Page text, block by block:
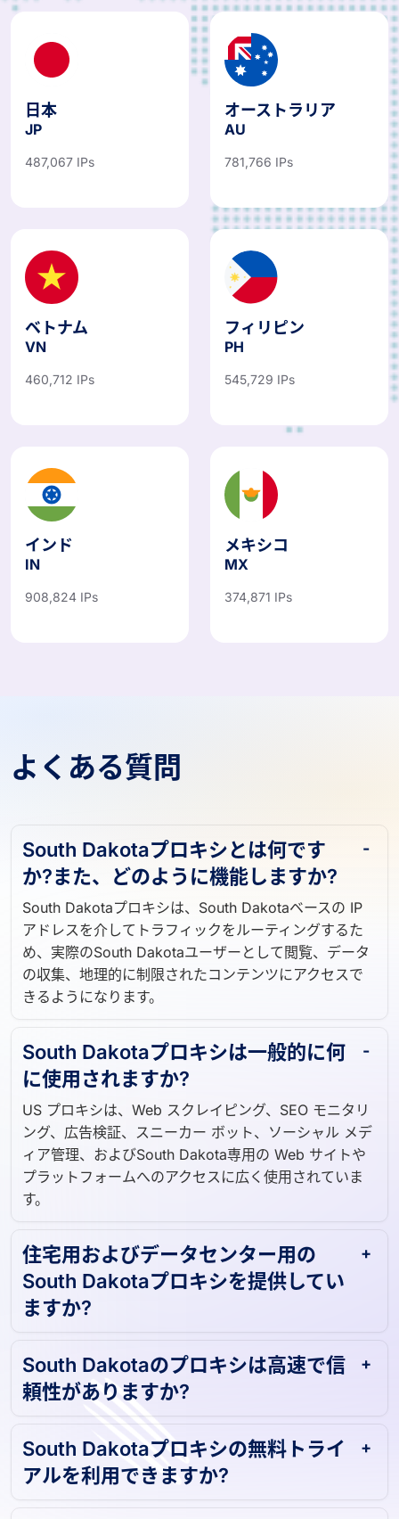
日本
JP
487,067 IPs
オーストラリア
AU
781,766 IPs
ベトナム
VN
460,712 IPs
フィリピン
PH
545,729 IPs
インド
IN
908,824 IPs
メキシコ
MX
374,871 IPs
よくある質問
South Dakotaプロキシとは何です
か?また、どのように機能しますか?
South Dakotaプロキシは、South Dakotaベースの IP
アドレスを介してトラフィックをルーティングするた
め、実際のSouth Dakotaユーザーとして閲覧、データ
の収集、地理的に制限されたコンテンツにアクセスで
きるようになります。
South Dakotaプロキシは一般的に何
に使用されますか?
US プロキシは、Web スクレイピング、SEO モニタリ
ング、広告検証、スニーカー ボット、ソーシャル メデ
ィア管理、およびSouth Dakota専用の Web サイトや
プラットフォームへのアクセスに広く使用されていま
す。
住宅用およびデータセンター用の
South Dakotaプロキシを提供してい
ますか?
South Dakotaのプロキシは高速で信
頼性がありますか?
South Dakotaプロキシの無料トライ
アルを利用できますか?